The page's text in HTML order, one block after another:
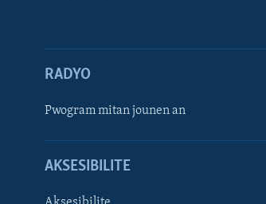
RADYO
Pwogram mitan jounen an
AKSESIBILITE